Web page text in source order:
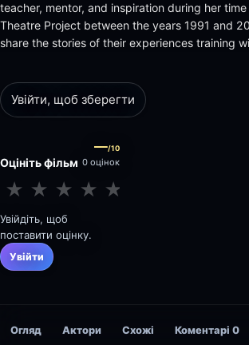
teacher, mentor, and inspiration during her
Theatre Project between the years 1991 and
share the stories of their experiences training
Увійти, щоб зберегти
Оцініть фільм
—/10
0 оцінок
★ ★ ★ ★ ★
Увійдіть, щоб
поставити оцінку.
Увійти
Огляд Актори Схожі Коментарі 0